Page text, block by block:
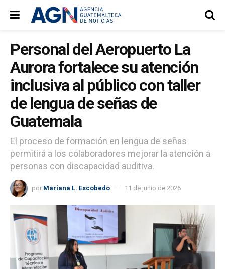
Personal del Aeropuerto La
Aurora fortalece su atención
inclusiva al público con taller
de lengua de señas de
Guatemala
El proceso de formación en lengua de señas
permitirá a los colaboradores mejorar la atención a
personas con discapacidad auditiva.
por Mariana L. Escobedo 11 de junio de 2026